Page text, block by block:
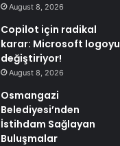
August 8, 2026
Copilot için radikal
karar: Microsoft logoyu
değiştiriyor!
August 8, 2026
Osmangazi
Belediyesi’nden
İstihdam Sağlayan
Buluşmalar